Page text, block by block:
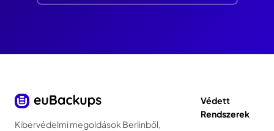
Kibervédelmi megoldások Berlinből,
Védett
Rendszerek